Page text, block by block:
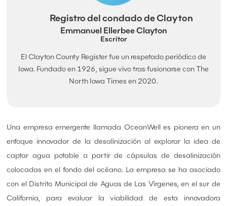
Registro del condado de Clayton
Emmanuel Ellerbee Clayton
Escritor
El Clayton County Register fue un respetado periódico de
Iowa. Fundado en 1926, sigue vivo tras fusionarse con The
North Iowa Times en 2020.
Una empresa emergente llamada OceanWell es pionera en un
enfoque innovador de la desalinización al explorar la idea de
captar agua potable a partir de cápsulas de desalinización
colocadas en el fondo del océano. La empresa se ha asociado
con el Distrito Municipal de Aguas de Las Vírgenes, en el sur de
California, para evaluar la viabilidad de esta innovadora